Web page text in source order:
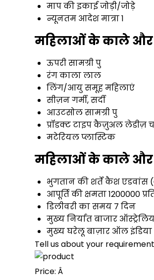
माप की इकाईजोड़ी/जोड़े
न्यूनतम आदेश मात्रा1
महिलाओं के काले और
ऊपरी सामग्रीपु
रंगकाला लाल
लिंग/आयु समूहमहिलाएं
सीज़नगर्मी, सर्दी
आउटसोल सामग्रीपु
प्रॉडक्ट टाइपकैज़ुअल लेडीज़
मटेरियलप्लास्टिक
महिलाओं के काले और
भुगतान की शर्तेंकैश एडवांस
आपूर्ति की क्षमता1200000
डिलीवरी का समय 7 दिन
मुख्य निर्यात बाजार
मुख्य घरेलू बाज़ार ऑल इंडिया
Tell us about your requirement
Price: Â